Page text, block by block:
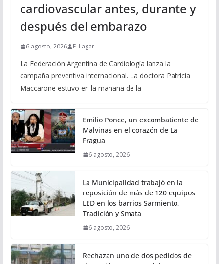
cardiovascular antes, durante y
después del embarazo
6 agosto, 2026 F. Lagar
La Federación Argentina de Cardiología lanza la
campaña preventiva internacional. La doctora Patricia
Maccarone estuvo en la mañana de la
Emilio Ponce, un excombatiente de
Malvinas en el corazón de La
Fragua
6 agosto, 2026
La Municipalidad trabajó en la
reposición de más de 120 equipos
LED en los barrios Sarmiento,
Tradición y Smata
6 agosto, 2026
Rechazan uno de dos pedidos de